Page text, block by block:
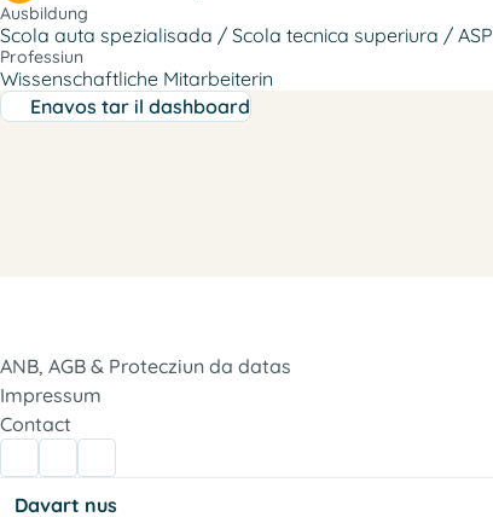
Ausbildung
Scola auta spezialisada / Scola tecnica superiura / ASP
Professiun
Wissenschaftliche Mitarbeiterin
Enavos tar il dashboard
ANB, AGB & Protecziun da datas
Impressum
Contact
Davart nus